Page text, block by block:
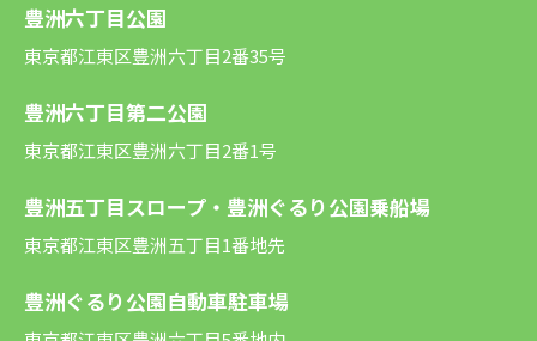
豊洲六丁目公園
東京都江東区豊洲六丁目2番35号
豊洲六丁目第二公園
東京都江東区豊洲六丁目2番1号
豊洲五丁目スロープ・豊洲ぐるり公園乗船場
東京都江東区豊洲五丁目1番地先
豊洲ぐるり公園自動車駐車場